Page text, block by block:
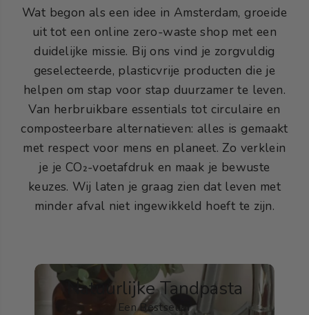
Wat begon als een idee in Amsterdam, groeide
uit tot een online zero-waste shop met een
duidelijke missie. Bij ons vind je zorgvuldig
geselecteerde, plasticvrije producten die je
helpen om stap voor stap duurzamer te leven.
Van herbruikbare essentials tot circulaire en
composteerbare alternatieven: alles is gemaakt
met respect voor mens en planeet. Zo verklein
je je CO₂-voetafdruk en maak je bewuste
keuzes. Wij laten je graag zien dat leven met
minder afval niet ingewikkeld hoeft te zijn.
Natuurlijke Tandpasta
Een Bestseller